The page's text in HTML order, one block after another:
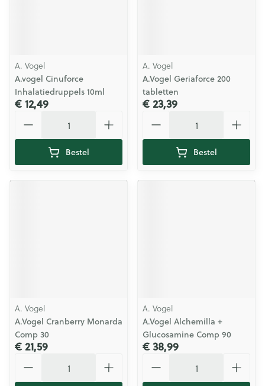
A. Vogel
A.vogel Cinuforce
Inhalatiedruppels 10ml
€ 12,49
Bestel
A. Vogel
A.Vogel Geriaforce 200
tabletten
€ 23,39
Bestel
A. Vogel
A.Vogel Cranberry Monarda
Comp 30
€ 21,59
A. Vogel
A.Vogel Alchemilla +
Glucosamine Comp 90
€ 38,99